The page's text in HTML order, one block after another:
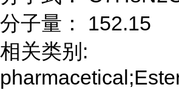
分子量： 152.15
相关类别: